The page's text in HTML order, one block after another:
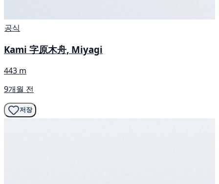
공식
Kami 字原木舟, Miyagi
443 m
9개월 전
저장